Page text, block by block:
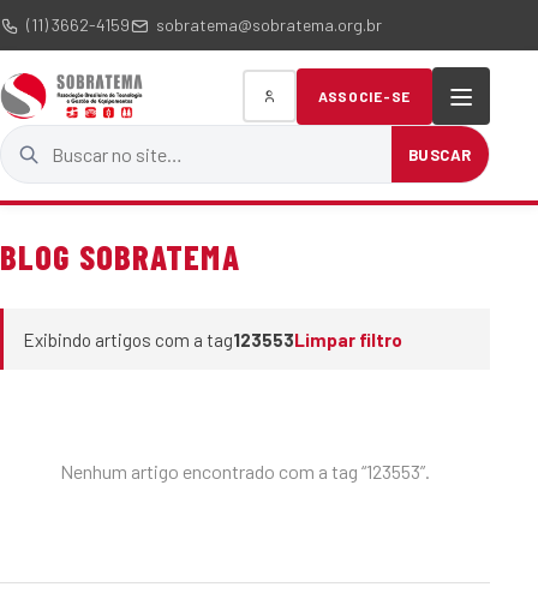
(11) 3662-4159 sobratema@sobratema.org.br
Buscar no site
BUSCAR
ASSOCIE-SE
BLOG SOBRATEMA
Exibindo artigos com a tag123553Limpar filtro
Nenhum artigo encontrado com a tag “123553”.